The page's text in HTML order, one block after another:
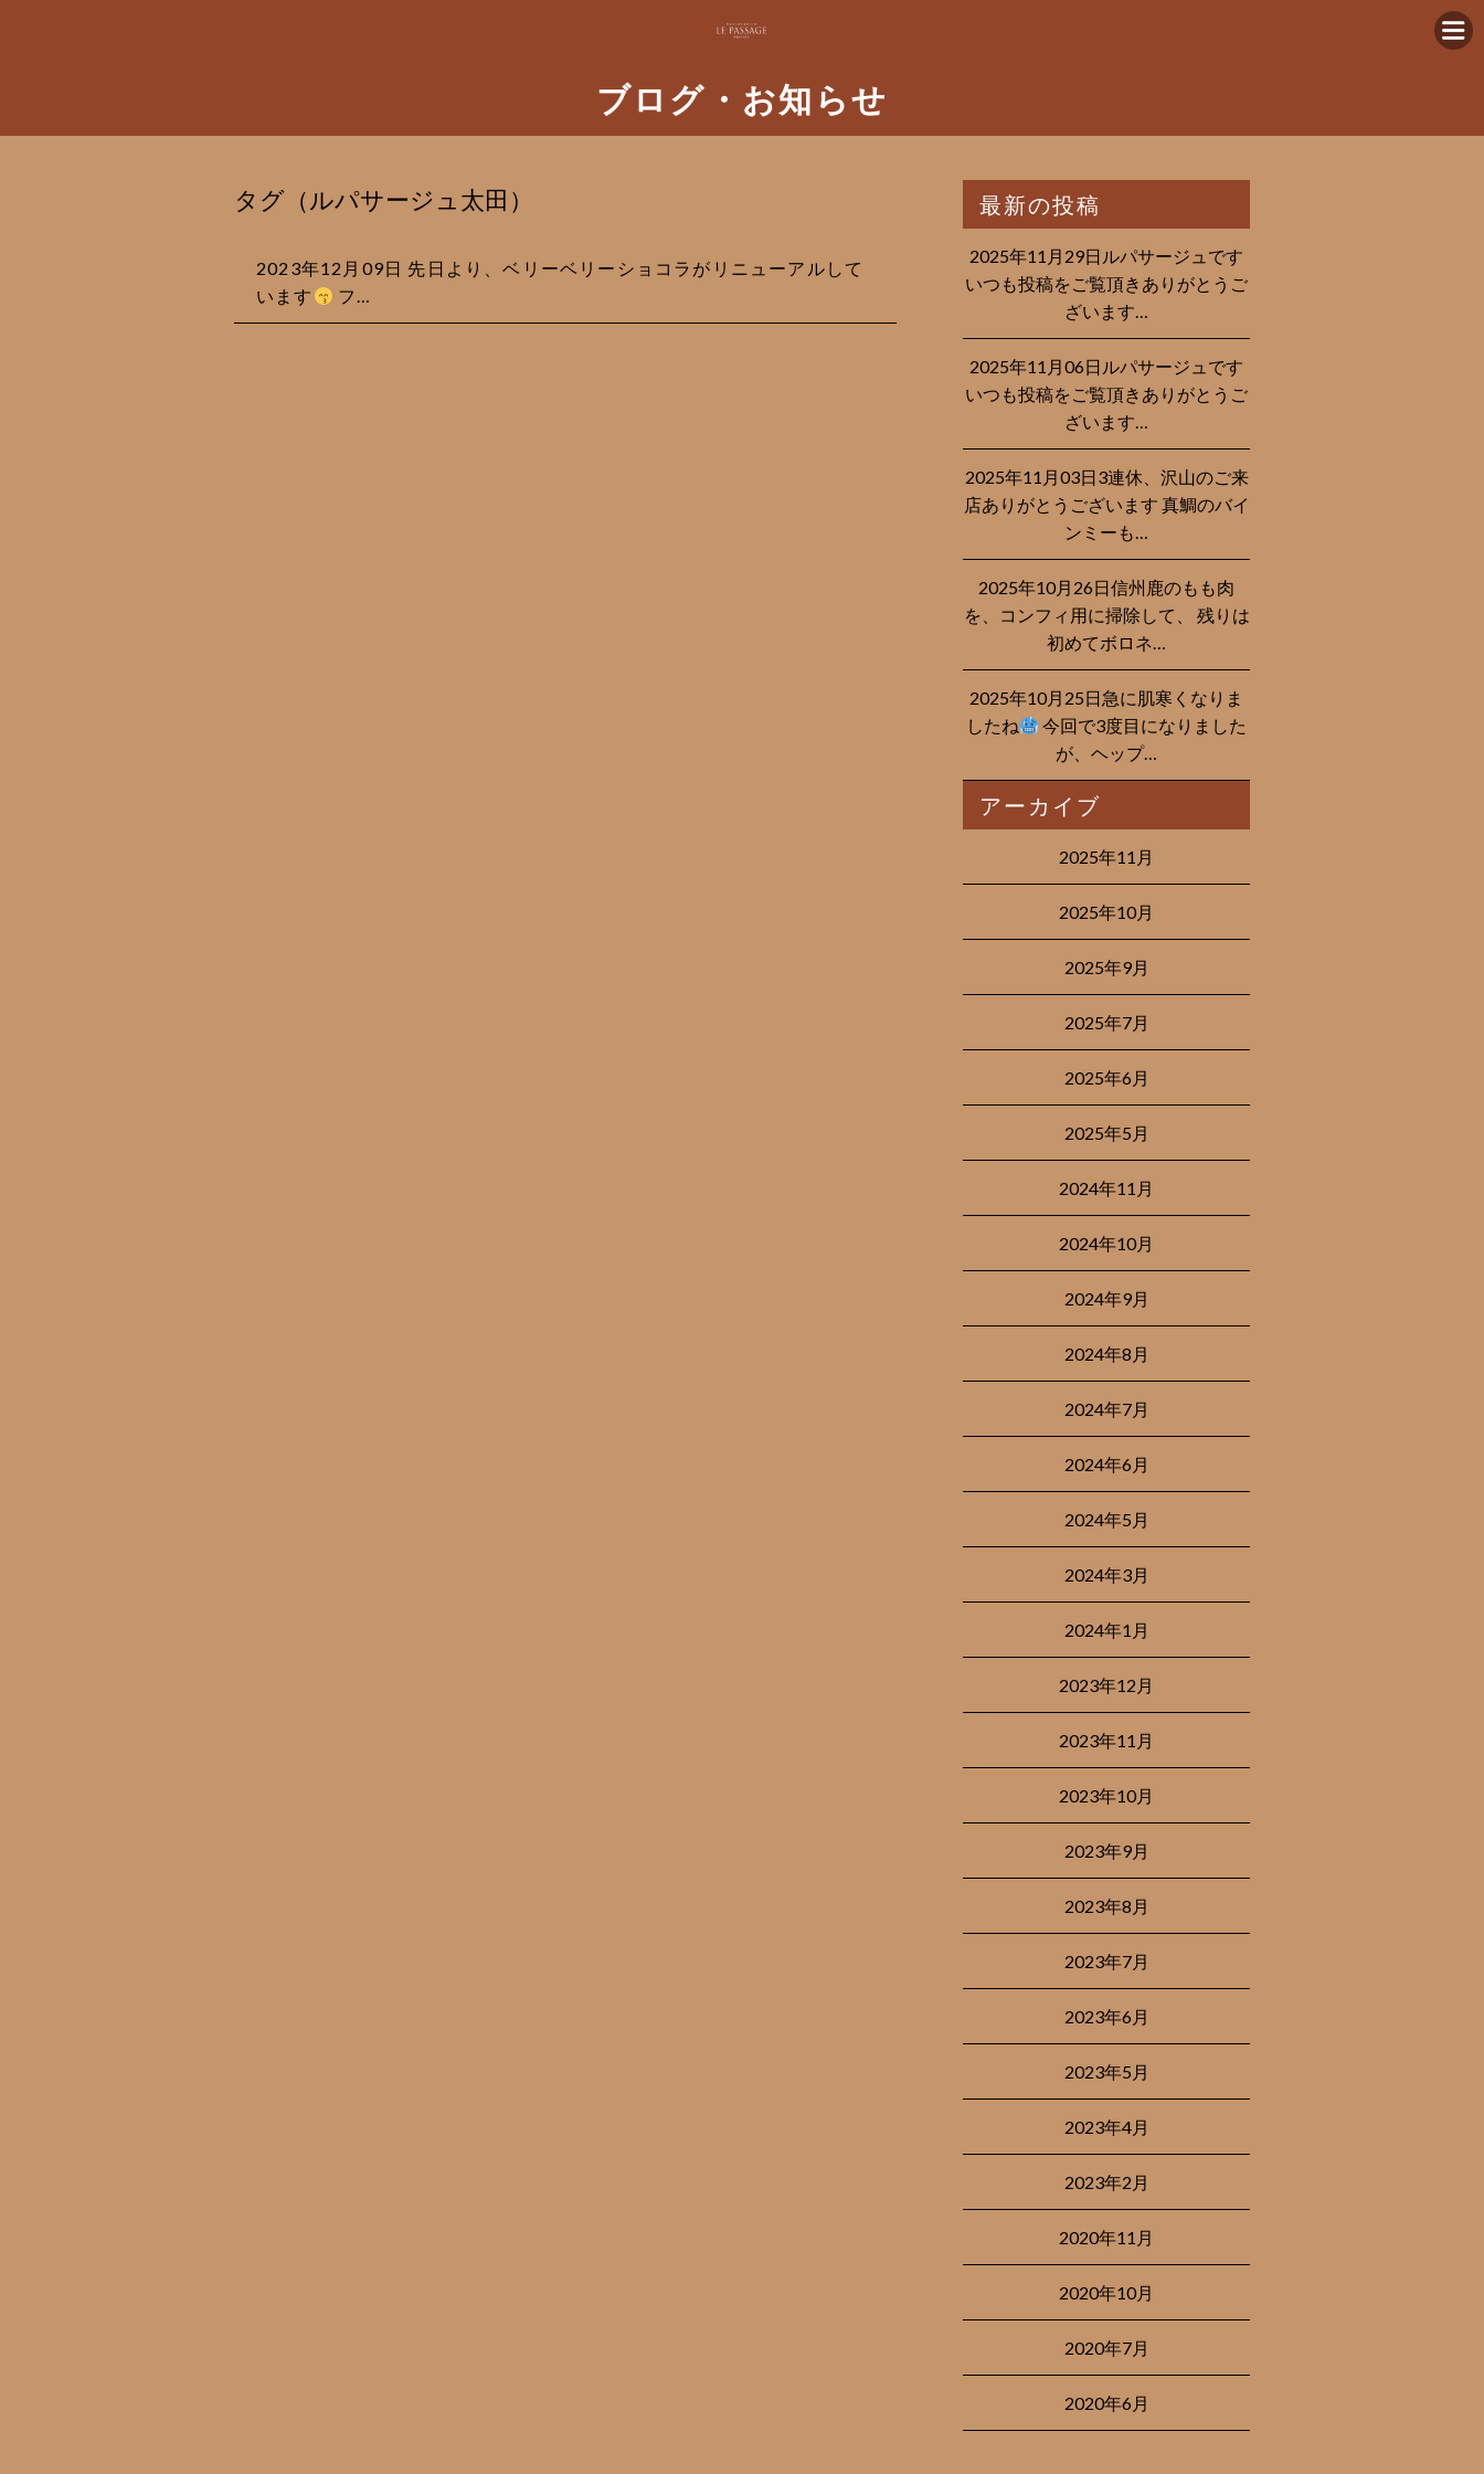
ブログ・お知らせ
タグ（ルパサージュ太田）
2023年12月09日 先日より、ベリーベリーショコラがリニューアルして
います
フ…
最新の投稿
2025年11月29日ルパサージュです︎
いつも投稿をご覧頂きありがとうご
ざいます…
2025年11月06日ルパサージュです︎
いつも投稿をご覧頂きありがとうご
ざいます…
2025年11月03日3連休、沢山のご来
店ありがとうございます 真鯛のバイ
ンミーも…
2025年10月26日信州鹿のもも肉
を、コンフィ用に掃除して、 残りは
初めてボロネ…
2025年10月25日急に肌寒くなりま
したね
今回で3度目になりました
が、ヘップ…
アーカイブ
2025年11月
2025年10月
2025年9月
2025年7月
2025年6月
2025年5月
2024年11月
2024年10月
2024年9月
2024年8月
2024年7月
2024年6月
2024年5月
2024年3月
2024年1月
2023年12月
2023年11月
2023年10月
2023年9月
2023年8月
2023年7月
2023年6月
2023年5月
2023年4月
2023年2月
2020年11月
2020年10月
2020年7月
2020年6月